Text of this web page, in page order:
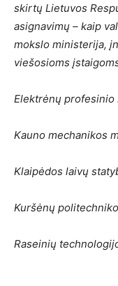
skirtų Lietuvos
asignavimų – kaip
mokslo ministerija,
viešosioms
Elektrėnų profesinio
Kauno mechanikos
Klaipėdos laivų
Kuršėnų
Raseinių